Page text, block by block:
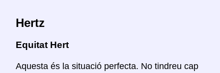
Hertz
Equitat Hert
Aquesta és la situació perfecta. No tindreu cap